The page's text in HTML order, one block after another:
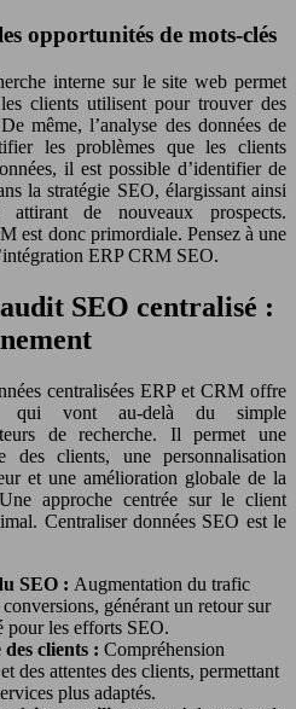
opportunités de mots-clés
interne sur le site web permet
clients utilisent pour trouver des
même, l’analyse des données de
les problèmes que les clients
il est possible d’identifier de
la stratégie SEO, élargissant ainsi
de nouveaux prospects.
est donc primordiale. Pensez à une
ERP CRM SEO.
SEO centralisé :
centralisées ERP et CRM offre
qui vont au-delà du simple
de recherche. Il permet une
des clients, une personnalisation
et une amélioration globale de la
approche centrée sur le client
Centraliser données SEO est le
SEO : Augmentation du trafic
générant un retour sur
pour les efforts SEO.
clients : Compréhension
des attentes des clients, permettant
plus adaptés.